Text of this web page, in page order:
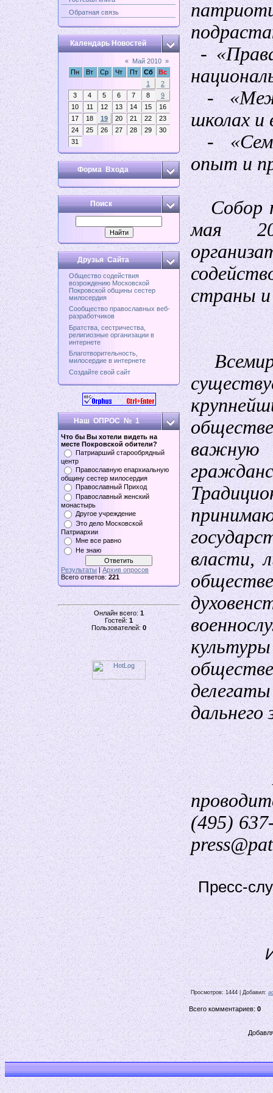
Обратная связь
Календарь Новостей
« Май 2010 »
Пн
Вт Ср Чт Пт Сб
Вс
1
2
3
4 5 6 7 8
9
10
11 12 13 14 15
16
17
18 19 20 21 22
23
24
25 26 27 28 29
30
31
Форма Входа
Поиск
Друзья Сайта
Общество содействия
возрождению Московской
Покровской общины сестер
милосердия
Сообщество православных веб-
разработчиков
Братства, сестричества,
религиозные организации в
интернете
Благотворительность,
милосердие в интернете
Создайте свой сайт
Наш ОПРОС № 1
Что бы Вы хотели видеть на
месте Покровской обители?
Патриарший старообрядный
центр
Православную епархиальную
общину сестер милосердия
Православный Приход
Православный женский
монастырь
Другое учреждение
Это дело Московской
Патриархии
Мне все равно
Не знаю
Результаты | Архив опросов
Всего ответов: 221
Онлайн всего:1
Гостей:1
Пользователей: 0
-
-
школах и
-
опыт и
Собор
мая
страны и
власти,
дальнего
(495)
Пресс-
Просмотров: 1444 | Добавил:
Всего комментариев:0